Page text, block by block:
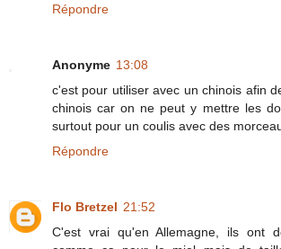
Répondre
Anonyme 13:08
c'est pour utiliser avec un chinois afin
chinois car on ne peut y mettre les
surtout pour un coulis avec des
Répondre
Flo Bretzel 21:52
C'est vrai qu'en Allemagne, ils ont